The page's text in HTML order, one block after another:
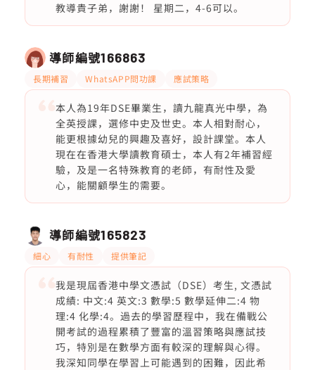
教導貴子弟，謝謝！ 星期二，4-6可以。
導師編號166863
長期補習 WhatsAPP問功課 應試策略
本人為19年DSE畢業生，讀九龍真光中學，為
全英授課，選修中史及世史。本人相對耐心，
能更根據幼兒的興趣及喜好，設計課堂。本人
現在在香港大學讀教育碩士，本人有2年補習經
驗，及是一名特殊教育的老師，有耐性及愛
心，能關顧學生的需要。
導師編號165823
細心 有耐性 提供筆記
我是現屆香港中學文憑試（DSE）考生, 文憑試
成績: 中文:4 英文:3 數學:5 數學延伸二:4 物
理:4 化學:4。過去的學習歷程中，我在備戰公
開考試的過程累積了豐富的溫習策略與應試技
巧，特別是在數學方面有較深的理解與心得。
我深知同學在學習上可能遇到的困難，因此希